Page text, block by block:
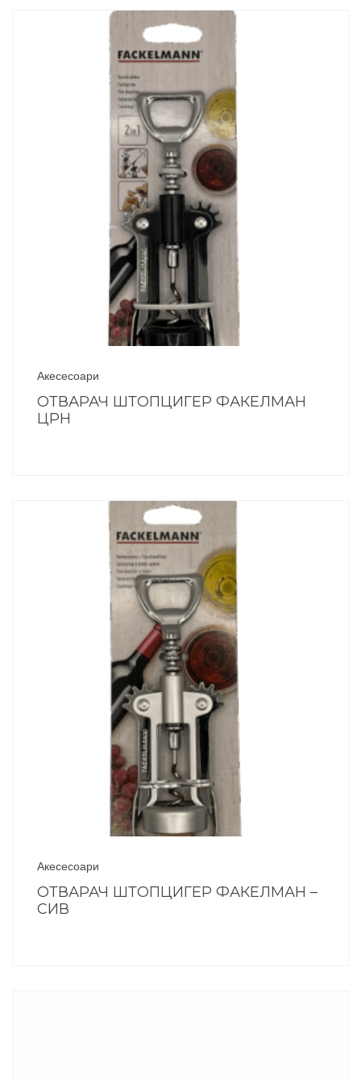
Акесесоари
ОТВАРАЧ ШТОПЦИГЕР ФАКЕЛМАН
ЦРН
Акесесоари
ОТВАРАЧ ШТОПЦИГЕР ФАКЕЛМАН –
СИВ